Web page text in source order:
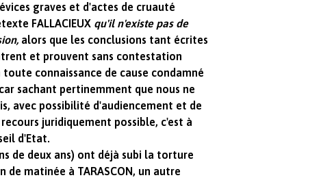
graves et d'actes de cruauté
FALLACIEUX qu'il n'existe pas de
alors que les conclusions tant écrites
et prouvent sans contestation
connaissance de cause condamné
sachant pertinemment que nous ne
avec possibilité d'audiencement et de
juridiquement possible, c'est à
d'Etat.
de deux ans) ont déjà subi la torture
matinée à TARASCON, un autre